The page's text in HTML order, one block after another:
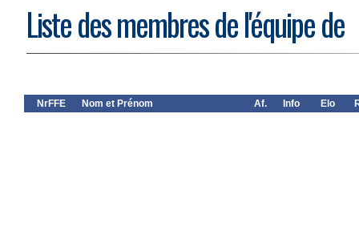
Liste des membres de l'équipe de
NrFFE Nom et Prénom Af. Info Elo